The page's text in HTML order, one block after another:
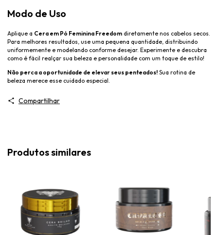
Modo de Uso
Aplique a Cera em Pó Feminina Freedom diretamente nos cabelos secos.
Para melhores resultados, use uma pequena quantidade, distribuindo
uniformemente e modelando conforme desejar. Experimente e descubra
como é fácil realçar sua beleza e personalidade com um toque de estilo!
Não perca a oportunidade de elevar seus penteados! Sua rotina de
beleza merece esse cuidado especial.
Compartilhar
Produtos similares